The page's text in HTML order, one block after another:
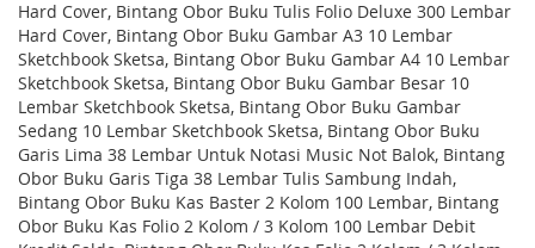
Hard Cover, Bintang Obor Buku Tulis Folio Deluxe 300 Lembar
Hard Cover, Bintang Obor Buku Gambar A3 10 Lembar
Sketchbook Sketsa, Bintang Obor Buku Gambar A4 10 Lembar
Sketchbook Sketsa, Bintang Obor Buku Gambar Besar 10
Lembar Sketchbook Sketsa, Bintang Obor Buku Gambar
Sedang 10 Lembar Sketchbook Sketsa, Bintang Obor Buku
Garis Lima 38 Lembar Untuk Notasi Music Not Balok, Bintang
Obor Buku Garis Tiga 38 Lembar Tulis Sambung Indah,
Bintang Obor Buku Kas Baster 2 Kolom 100 Lembar, Bintang
Obor Buku Kas Folio 2 Kolom / 3 Kolom 100 Lembar Debit